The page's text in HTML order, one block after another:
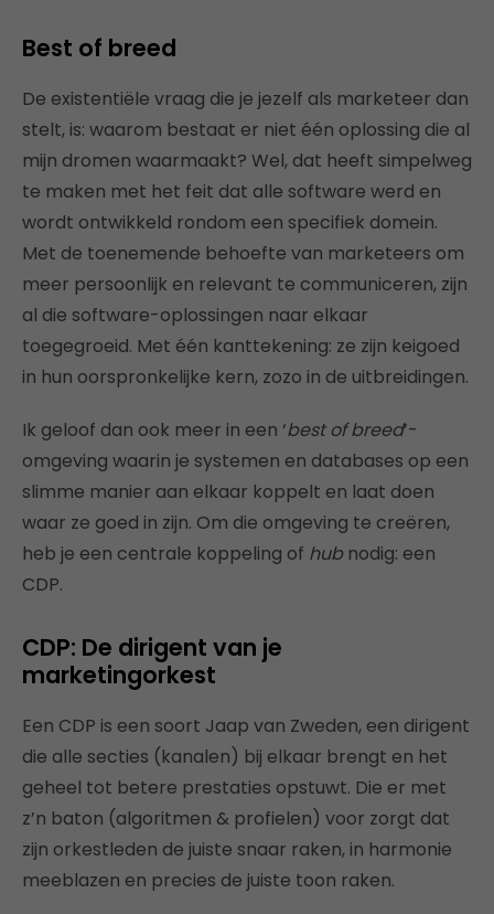
Best of breed
De existentiële vraag die je jezelf als marketeer dan
stelt, is: waarom bestaat er niet één oplossing die al
mijn dromen waarmaakt? Wel, dat heeft simpelweg
te maken met het feit dat alle software werd en
wordt ontwikkeld rondom een specifiek domein.
Met de toenemende behoefte van marketeers om
meer persoonlijk en relevant te communiceren, zijn
al die software-oplossingen naar elkaar
toegegroeid. Met één kanttekening: ze zijn keigoed
in hun oorspronkelijke kern, zozo in de uitbreidingen.
Ik geloof dan ook meer in een ‘best of breed’-
omgeving waarin je systemen en databases op een
slimme manier aan elkaar koppelt en laat doen
waar ze goed in zijn. Om die omgeving te creëren,
heb je een centrale koppeling of hubnodig: een
CDP.
CDP: De dirigent van je
marketingorkest
Een CDP is een soort Jaap van Zweden, een dirigent
die alle secties (kanalen) bij elkaar brengt en het
geheel tot betere prestaties opstuwt. Die er met
z’n baton (algoritmen & profielen) voor zorgt dat
zijn orkestleden de juiste snaar raken, in harmonie
meeblazen en precies de juiste toon raken.